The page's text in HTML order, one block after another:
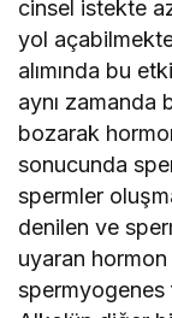
cinsel istekte
yol
alımında bu
aynı zamanda
bozarak
sonucunda
spermler
denilen ve
uyaran
spermyogenes